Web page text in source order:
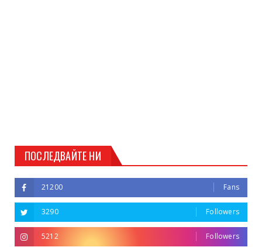
ПОСЛЕДВАЙТЕ НИ
21200 Fans
3290 Followers
5212 Followers